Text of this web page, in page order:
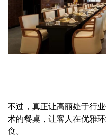
不过，真正让高丽处于行
术的餐桌，让客人在优雅
食。